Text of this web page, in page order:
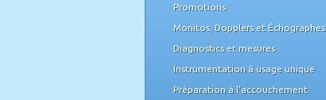
Promotions
Monitos, Dopplers et Échographes
Diagnostics et mesures
Instrumentation à usage unique
Préparation à l'accouchement